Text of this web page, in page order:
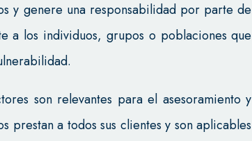
y genere una responsabilidad por parte de
a los individuos, grupos o poblaciones que
son relevantes para el asesoramiento y
prestan a todos sus clientes y son aplicables